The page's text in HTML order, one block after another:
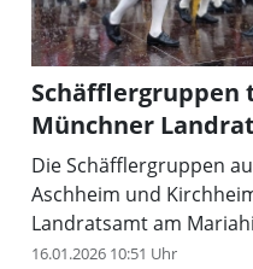
Schäfflergruppen
Münchner
Die Schäfflergruppen
Aschheim und
Landratsamt am
16.01.2026 10:51 Uhr